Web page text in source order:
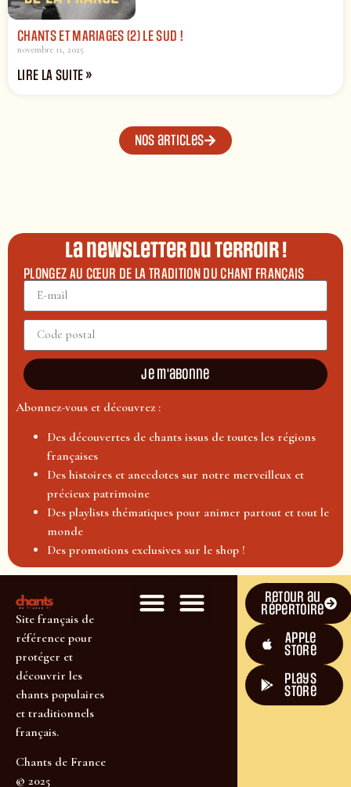
CHANTS ET MARIAGES (2) LE SUD !
novembre 11, 2025
LIRE LA SUITE »
Nos articles
La newsletter du terroir !
PLONGEZ AU CŒUR DE LA TRADITION DU CHANT FRANÇAIS
Je m'abonne
Abonnez-vous et découvrez :
Des découvertes de chants issus de toutes les régions
françaises
Des histoires et anecdotes sur notre merveilleux et
précieux patrimoine
Des playlists thématiques pour animer partout et tout le
monde
Des promotions exclusives sur le shop !
Site français de
référence pour
protéger et
découvrir les
chants populaires
et traditionnels
français.
Chants de France
© 2025
Retour au
répertoire
Apple
Store
plays
store